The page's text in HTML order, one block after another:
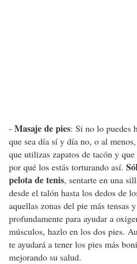
- Masaje de pies: Si no lo puedes
que sea día sí y día no, o al
que utilizas zapatos de tacón y
por qué los estás torturando así.
pelota de tenis, sentarte en una
desde el talón hasta los dedos de
aquellas zonas del pie más tensas
profundamente para ayudar a
músculos, hazlo en los dos pies.
te ayudará a tener los pies más
mejorando su salud.